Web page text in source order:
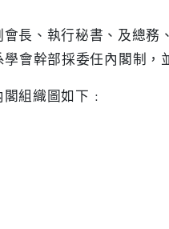
長、執行秘書、及總務
幹部採委任內閣制，並
組織圖如下﹕